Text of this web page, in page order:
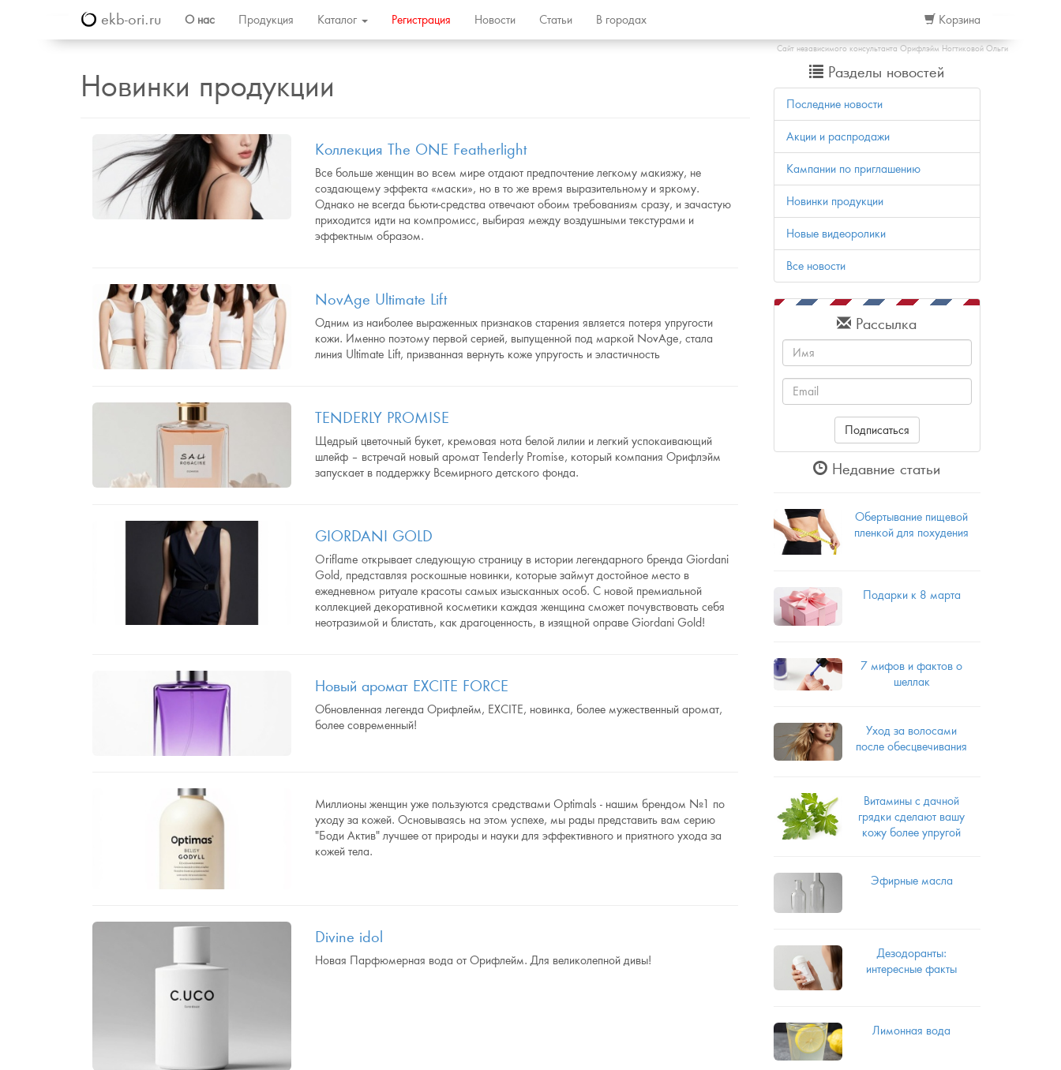
ekb-ori.ru О нас Продукция Каталог Регистрация Новости Статьи В городах Корзина
Сайт независимого консультанта Орифлэйм Ногтиковой Ольги
Новинки продукции
Коллекция The ONE Featherlight
Все больше женщин во всем мире отдают предпочтение легкому макияжу, не
создающему эффекта «маски», но в то же время выразительному и яркому.
Однако не всегда бьюти-средства отвечают обоим требованиям сразу, и зачастую
приходится идти на компромисс, выбирая между воздушными текстурами и
эффектным образом.
NovAge Ultimate Lift
Одним из наиболее выраженных признаков старения является потеря упругости
кожи. Именно поэтому первой серией, выпущенной под маркой NovAge, стала
линия Ultimate Lift, призванная вернуть коже упругость и эластичность
TENDERLY PROMISE
Щедрый цветочный букет, кремовая нота белой лилии и легкий успокаивающий
шлейф – встречай новый аромат Tenderly Promise, который компания Орифлэйм
запускает в поддержку Всемирного детского фонда.
GIORDANI GOLD
Oriflame открывает следующую страницу в истории легендарного бренда Giordani
Gold, представляя роскошные новинки, которые займут достойное место в
ежедневном ритуале красоты самых изысканных особ. С новой премиальной
коллекцией декоративной косметики каждая женщина сможет почувствовать себя
неотразимой и блистать, как драгоценность, в изящной оправе Giordani Gold!
Новый аромат EXCITE FORCE
Обновленная легенда Орифлейм, EXCITE, новинка, более мужественный аромат,
более современный!
Миллионы женщин уже пользуются средствами Optimals - нашим брендом №1 по
уходу за кожей. Основываясь на этом успехе, мы рады представить вам серию
"Боди Актив" лучшее от природы и науки для эффективного и приятного ухода за
кожей тела.
Divine idol
Новая Парфюмерная вода от Орифлейм. Для великолепной дивы!
Разделы новостей
Последние новости
Акции и распродажи
Кампании по приглашению
Новинки продукции
Новые видеоролики
Все новости
Рассылка
Подписаться
Недавние статьи
Обертывание пищевой
пленкой для похудения
Подарки к 8 марта
7 мифов и фактов о
шеллак
Уход за волосами
после обесцвечивания
Витамины с дачной
грядки сделают вашу
кожу более упругой
Эфирные масла
Дезодоранты:
интересные факты
Лимонная вода